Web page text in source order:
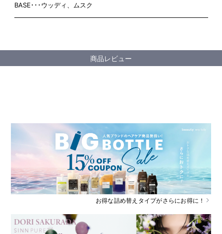
BASE･･･ウッディ、ムスク
商品レビュー
お得な詰め替えタイプがさらにお得に！